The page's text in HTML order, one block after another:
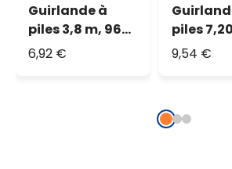
Guirlande à
piles 3,8 m, 96
led blanc
6,92 €
piles
LED blanc
9,54 €